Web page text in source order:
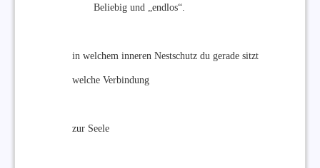
Beliebig und „endlos“.
in welchem inneren Nestschutz du gerade sitzt
welche Verbindung
zur Seele